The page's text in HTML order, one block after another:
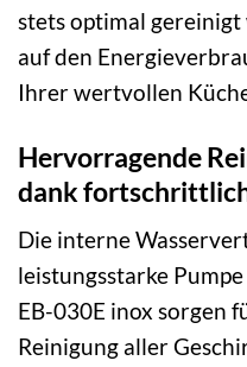
stets optimal
auf den
Ihrer wertvollen
Hervorragende
dank
Die interne
leistungsstarke
EB-030E inox sorgen
Reinigung aller